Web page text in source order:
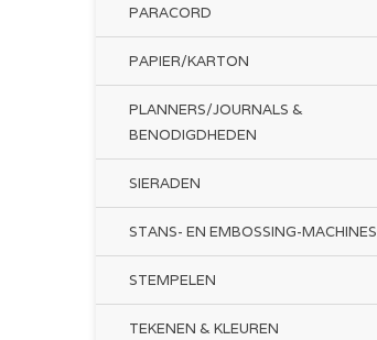
PARACORD
PAPIER/KARTON
PLANNERS/JOURNALS &
BENODIGDHEDEN
SIERADEN
STANS- EN EMBOSSING-MACHINES
STEMPELEN
TEKENEN & KLEUREN